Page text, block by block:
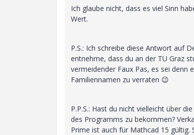
Ich glaube nicht, dass es viel Sinn
Wert.
P.S.: Ich schreibe diese Antwort auf
entnehme, dass du an der TU Graz
vermeidender Faux Pas, es sei denn
Familiennamen zu verraten 😉
P.P.S.: Hast du nicht vielleicht über
des Programms zu bekommen?
Prime ist auch für Mathcad 15 gültig.